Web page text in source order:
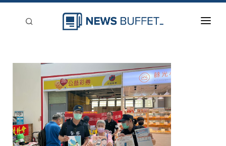
新聞稿分類